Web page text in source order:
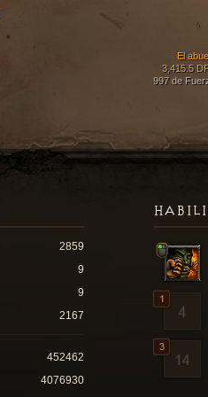
El
3,415.5
997 de
2859
9
9
2167
452462
4076930